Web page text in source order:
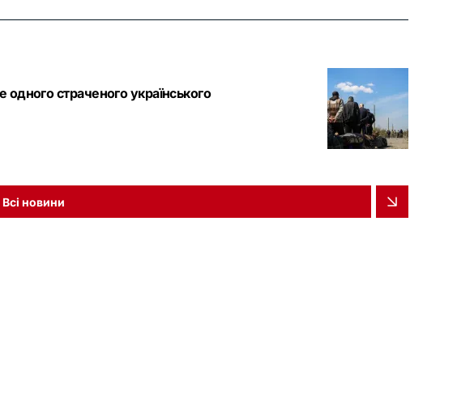
страченого українського
Всі новини